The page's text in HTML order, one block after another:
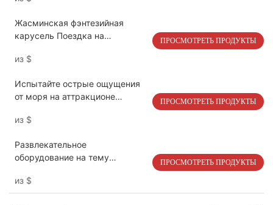
Жасминская фэнтезийная
карусель Поездка на
цветовая гамма, мерцающие
LMQ | Limeiqi
из $
ПРОСМОТРЕТЬ ПРОДУКТЫ
Испытайте острые ощущения
от моря на аттракционе
GROUP – идеально подходит
мероприятий! | LMQ | Limeiqi
из $
ПРОСМОТРЕТЬ ПРОДУКТЫ
Развлекательное
оборудование на тему
разноцветными огнями | LMQ |
Limeiqi
из $
ПРОСМОТРЕТЬ ПРОДУКТЫ